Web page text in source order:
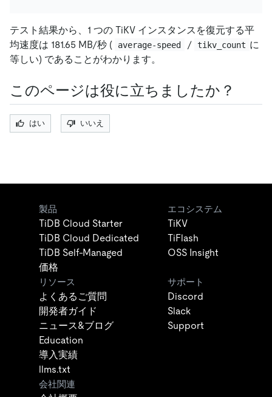
テスト結果から、1 つの TiKV インスタンスを復元する平
均速度は 181.65 MB/秒 (
average-speed / tikv_count に
等しい) であることがわかります。
このページは役に立ちましたか？
はい いいえ
製品
TiDB Cloud Starter
TiDB Cloud Dedicated
TiDB Self-Managed
価格
エコシステム
TiKV
TiFlash
OSS Insight
リソース
よくあるご質問
開発者ガイド
ニュース&ブログ
Education
導入実績
llms.txt
サポート
Discord
Slack
Support
会社関連